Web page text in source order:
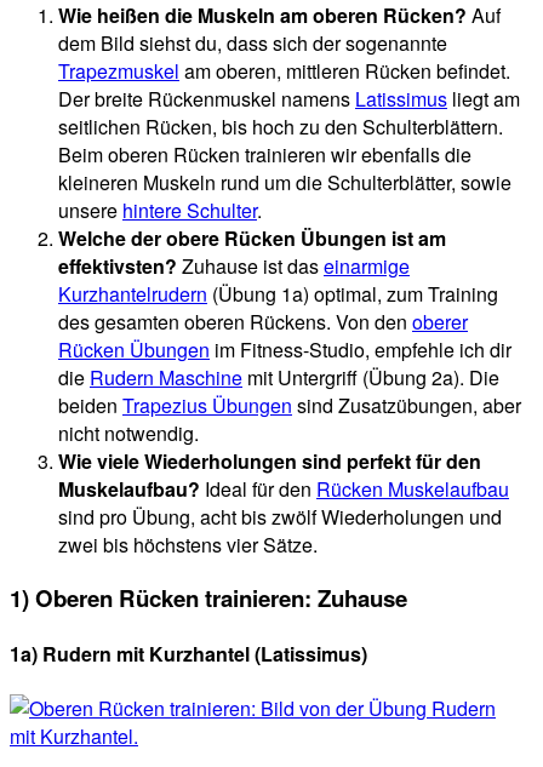
Wie heißen die Muskeln am oberen Rücken? Auf
dem Bild siehst du, dass sich der sogenannte
Trapezmuskel am oberen, mittleren Rücken befindet.
Der breite Rückenmuskel namens Latissimus liegt am
seitlichen Rücken, bis hoch zu den Schulterblättern.
Beim oberen Rücken trainieren wir ebenfalls die
kleineren Muskeln rund um die Schulterblätter, sowie
unsere hintere Schulter.
Welche der obere Rücken Übungen ist am
effektivsten? Zuhause ist daseinarmige
Kurzhantelrudern (Übung 1a) optimal, zum Training
des gesamten oberen Rückens. Von den oberer
Rücken Übungen im Fitness-Studio, empfehle ich dir
die Rudern Maschine mit Untergriff (Übung 2a). Die
beiden Trapezius Übungen sind Zusatzübungen, aber
nicht notwendig.
Wie viele Wiederholungen sind perfekt für den
Muskelaufbau? Ideal für den Rücken Muskelaufbau
sind pro Übung, acht bis zwölf Wiederholungen und
zwei bis höchstens vier Sätze.
1) Oberen Rücken trainieren: Zuhause
1a) Rudern mit Kurzhantel (Latissimus)